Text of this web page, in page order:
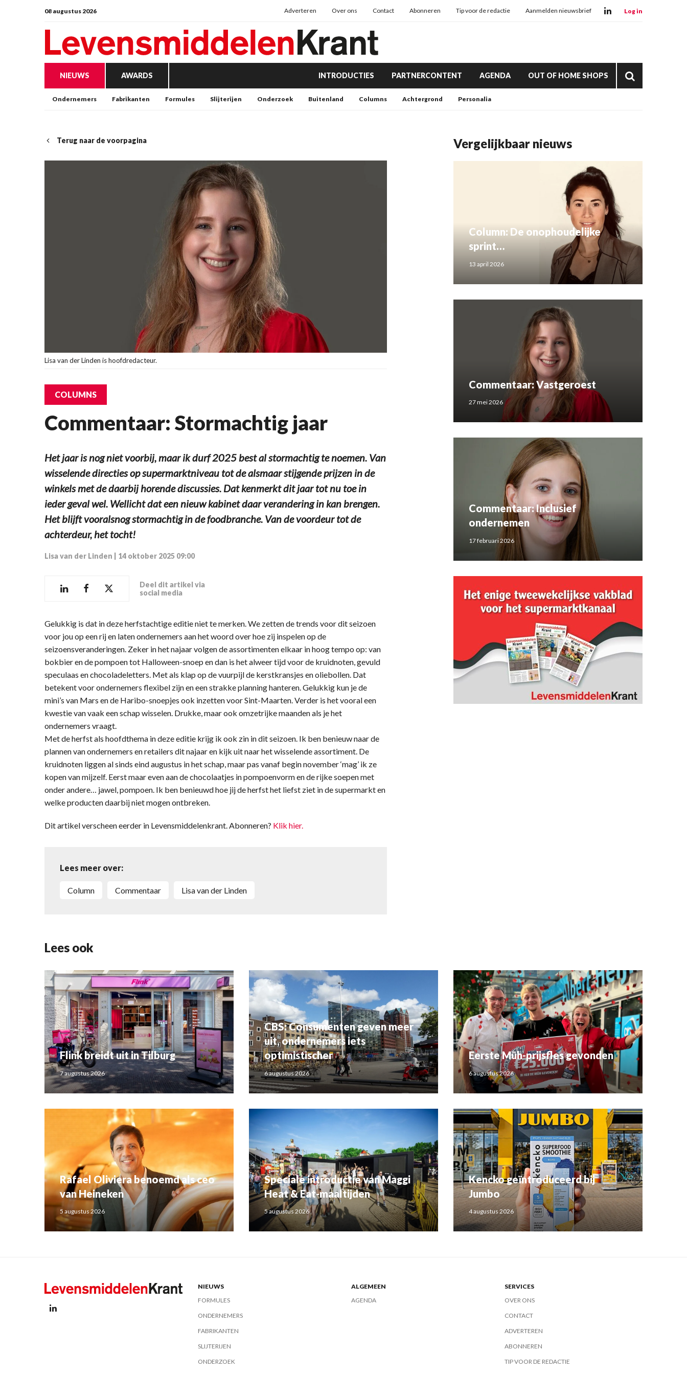
08 augustus 2026 Adverteren Over ons Contact Abonneren Tip voor de redactie Aanmelden nieuwsbrief Log in
NIEUWS AWARDS INTRODUCTIES PARTNERCONTENT AGENDA OUT OF HOME SHOPS
Ondernemers Fabrikanten Formules Slijterijen Onderzoek Buitenland Columns Achtergrond Personalia
Terug naar de voorpagina
Lisa van der Linden is hoofdredacteur.
COLUMNS
Commentaar: Stormachtig jaar
Het jaar is nog niet voorbij, maar ik durf 2025 best al stormachtig te noemen. Van
wisselende directies op supermarktniveau tot de alsmaar stijgende prijzen in de
winkels met de daarbij horende discussies. Dat kenmerkt dit jaar tot nu toe in
ieder geval wel. Wellicht dat een nieuw kabinet daar verandering in kan brengen.
Het blijft vooralsnog stormachtig in de foodbranche. Van de voordeur tot de
achterdeur, het tocht!
Lisa van der Linden 14 oktober 2025 09:00
Deel dit artikel via
social media
Gelukkig is dat in deze herfstachtige editie niet te merken. We zetten de trends voor dit seizoen
voor jou op een rij en laten ondernemers aan het woord over hoe zij inspelen op de
seizoensveranderingen. Zeker in het najaar volgen de assortimenten elkaar in hoog tempo op: van
bokbier en de pompoen tot Halloween-snoep en dan is het alweer tijd voor de kruidnoten, gevuld
speculaas en chocoladeletters. Met als klap op de vuurpijl de kerstkransjes en oliebollen. Dat
betekent voor ondernemers flexibel zijn en een strakke planning hanteren. Gelukkig kun je de
mini’s van Mars en de Haribo-snoepjes ook inzetten voor Sint-Maarten. Verder is het vooral een
kwestie van vaak een schap wisselen. Drukke, maar ook omzetrijke maanden als je het
ondernemers vraagt.
Met de herfst als hoofdthema in deze editie krijg ik ook zin in dit seizoen. Ik ben benieuw naar de
plannen van ondernemers en retailers dit najaar en kijk uit naar het wisselende assortiment. De
kruidnoten liggen al sinds eind augustus in het schap, maar pas vanaf begin november ‘mag’ ik ze
kopen van mijzelf. Eerst maar even aan de chocolaatjes in pompoenvorm en de rijke soepen met
onder andere… jawel, pompoen. Ik ben benieuwd hoe jij de herfst het liefst ziet in de supermarkt en
welke producten daarbij niet mogen ontbreken.
Dit artikel verscheen eerder in Levensmiddelenkrant. Abonneren? Klik hier.
Lees meer over:
column commentaar Lisa van der Linden
Vergelijkbaar nieuws
Column: De onophoudelijke
sprint…
13 april 2026
Commentaar: Vastgeroest
27 mei 2026
Commentaar: Inclusief
ondernemen
17 februari 2026
Lees ook
Flink breidt uit in Tilburg
7 augustus 2026
CBS: Consumenten geven meer
uit, ondernemers iets
optimistischer
6 augustus 2026
Eerste Müh-prijsfles gevonden
6 augustus 2026
Rafael Oliviera benoemd als ceo
van Heineken
5 augustus 2026
Speciale introductie van Maggi
Heat & Eat-maaltijden
5 augustus 2026
Kencko geïntroduceerd bij
Jumbo
4 augustus 2026
NIEUWS
FORMULES
ONDERNEMERS
FABRIKANTEN
SLIJTERIJEN
ONDERZOEK
ALGEMEEN
AGENDA
SERVICES
OVER ONS
CONTACT
ADVERTEREN
ABONNEREN
TIP VOOR DE REDACTIE